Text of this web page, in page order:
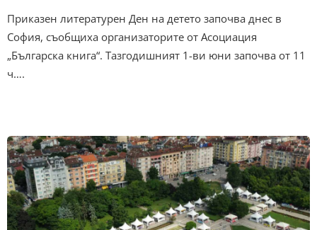
Приказен литературен Ден на детето започва днес в
София, съобщиха организаторите от Асоциация
„Българска книга“. Тазгодишният 1-ви юни започва от 11
ч….